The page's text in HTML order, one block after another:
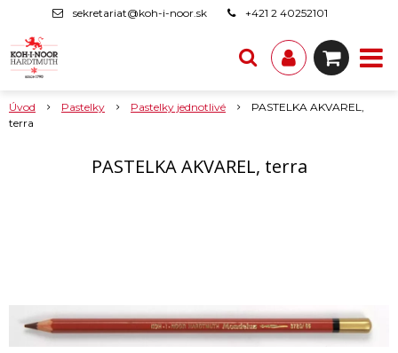
sekretariat@koh-i-noor.sk +421 2 40252101
Úvod Pastelky Pastelky jednotlivé
PASTELKA AKVAREL,
terra
PASTELKA AKVAREL, terra